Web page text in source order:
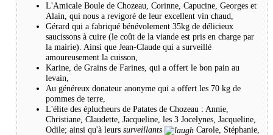
L'Amicale Boule de Chozeau, Corinne, Capucine, Georges et
Alain, qui nous a revigoré de leur excellent vin chaud,
Gérard qui a fabriqué bénévolement 35kg de délicieux
saucissons à cuire (le coût de la viande est pris en charge par
la mairie). Ainsi que Jean-Claude qui a surveillé
amoureusement la cuisson,
Karine, de Grains de Farines, qui a offert le bon pain au
levain,
Au généreux donateur anonyme qui a offert les 70 kg de
pommes de terre,
L'élite des éplucheurs de Patates de Chozeau : Annie,
Christiane, Claudette, Jacqueline, les 3 Jocelynes, Jacqueline,
Odile; ainsi qu'à leurs surveillants
Carole, Stéphanie,